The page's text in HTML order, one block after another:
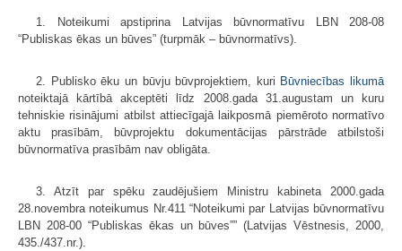
1. Noteikumi apstiprina Latvijas būvnormatīvu LBN 208-08
“Publiskas ēkas un būves” (turpmāk – būvnormatīvs).
2. Publisko ēku un būvju būvprojektiem, kuri Būvniecības likumā
noteiktajā kārtībā akceptēti līdz 2008.gada 31.augustam un kuru
tehniskie risinājumi atbilst attiecīgajā laikposmā piemēroto normatīvo
aktu prasībām, būvprojektu dokumentācijas pārstrāde atbilstoši
būvnormatīva prasībām nav obligāta.
3. Atzīt par spēku zaudējušiem Ministru kabineta 2000.gada
28.novembra noteikumus Nr.411 “Noteikumi par Latvijas būvnormatīvu
LBN 208-00 “Publiskas ēkas un būves”” (Latvijas Vēstnesis, 2000,
435./437.nr.).